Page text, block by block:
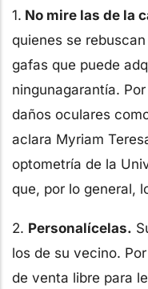
1. No mire las de la
quienes se
gafas que puede
ningunagarantía.
daños oculares
aclara Myriam
optometría de la
que, por lo general,
2. Personalícelas.
los de su vecino.
de venta libre para